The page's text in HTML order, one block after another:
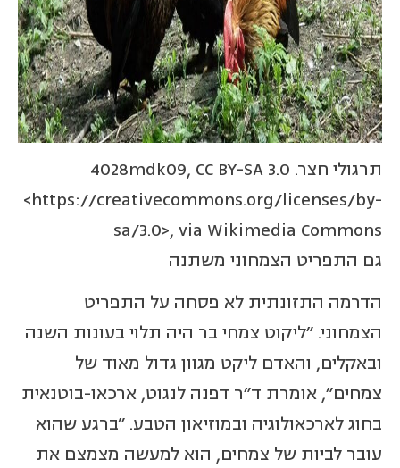
תרגולי חצר. 4028mdk09, CC BY-SA 3.0
<https://creativecommons.org/licenses/by-
sa/3.0>, via Wikimedia Commons
גם התפריט הצמחוני משתנה
הדרמה התזונתית לא פסחה על התפריט
הצמחוני. "ליקוט צמחי בר היה תלוי בעונות השנה
ובאקלים, והאדם ליקט מגוון גדול מאוד של
צמחים", אומרת ד"ר דפנה לנגוט, ארכאו-בוטנאית
בחוג לארכאולוגיה ובמוזיאון הטבע. "ברגע שהוא
עובר לביות של צמחים, הוא למעשה מצמצם את